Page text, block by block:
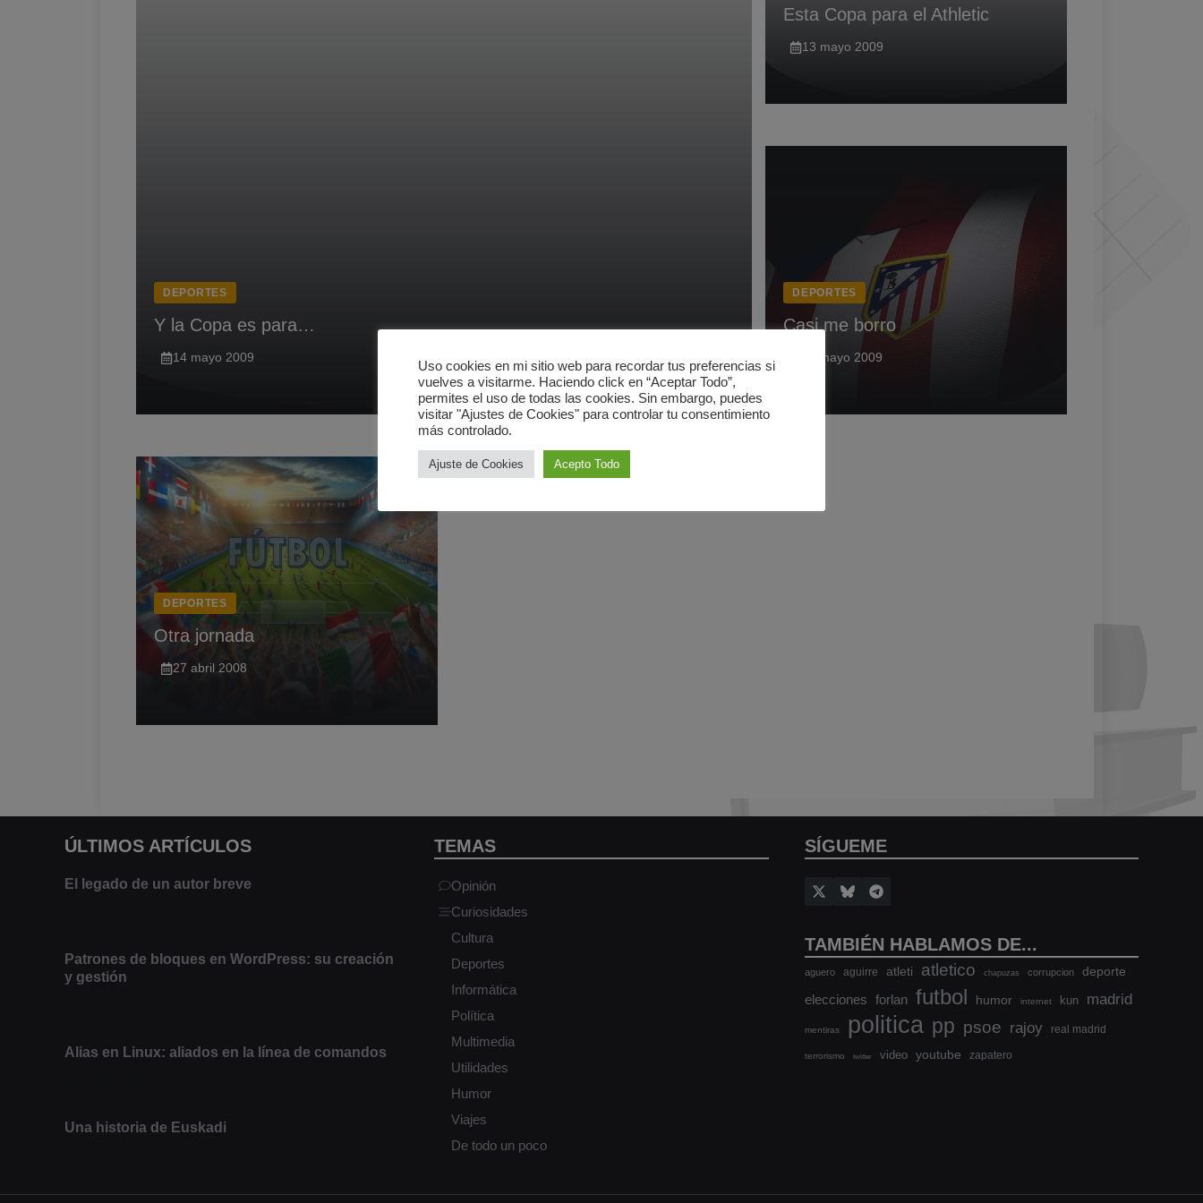
DEPORTES
Y la Copa es para…
14 mayo 2009
Esta Copa para el Athletic
13 mayo 2009
DEPORTES
Casi me borro
11 mayo 2009
DEPORTES
Otra jornada
27 abril 2008
ÚLTIMOS ARTÍCULOS
El legado de un autor breve
Patrones de bloques en WordPress: su creación
y gestión
Alias en Linux: aliados en la línea de comandos
Una historia de Euskadi
TEMAS
Opinión
Curiosidades
Cultura
Deportes
Informática
Política
Multimedia
Utilidades
Humor
Viajes
De todo un poco
SÍGUEME
TAMBIÉN HABLAMOS DE...
aguero aguirre atleti atletico chapuzas corrupcion deporte
elecciones forlan futbol humor internet kun madrid
mentiras politica pp psoe rajoy real madrid
terrorismo twitter video youtube zapatero
Uso cookies en mi sitio web para recordar tus preferencias si
vuelves a visitarme. Haciendo click en “Aceptar Todo”,
permites el uso de todas las cookies. Sin embargo, puedes
visitar "Ajustes de Cookies" para controlar tu consentimiento
más controlado.
Ajuste de Cookies Acepto Todo